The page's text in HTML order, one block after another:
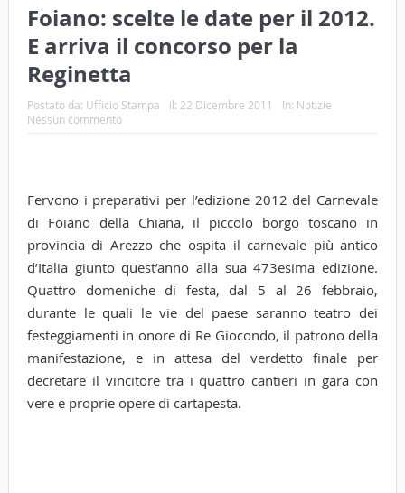
Foiano: scelte le date per il 2012.
E arriva il concorso per la
Reginetta
Postato da: Ufficio Stampa il: 22 Dicembre 2011 In: Notizie
Nessun commento
Fervono i preparativi per l’edizione 2012 del Carnevale
di Foiano della Chiana, il piccolo borgo toscano in
provincia di Arezzo che ospita il carnevale più antico
d’Italia giunto quest’anno alla sua 473esima edizione.
Quattro domeniche di festa, dal 5 al 26 febbraio,
durante le quali le vie del paese saranno teatro dei
festeggiamenti in onore di Re Giocondo, il patrono della
manifestazione, e in attesa del verdetto finale per
decretare il vincitore tra i quattro cantieri in gara con
vere e proprie opere di cartapesta.